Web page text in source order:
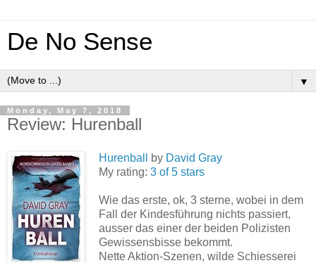
De No Sense
▼
Monday, May 7, 2018
Review: Hurenball
Hurenball by David Gray
My rating: 3 of 5 stars
Wie das erste, ok, 3 sterne, wobei in dem
Fall der Kindesführung nichts passiert,
ausser das einer der beiden Polizisten
Gewissensbisse bekommt.
Nette Aktion-Szenen, wilde Schiesserei